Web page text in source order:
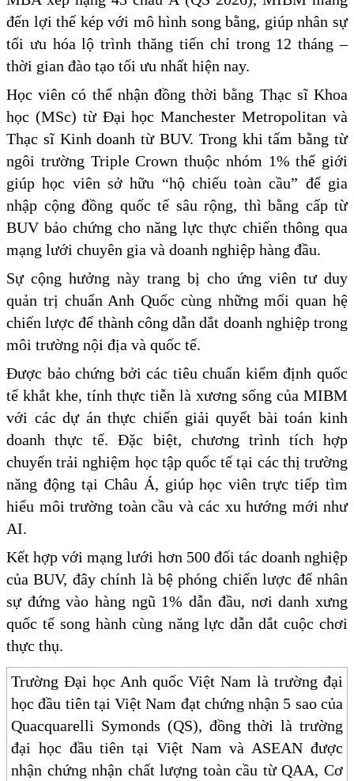
đến lợi thế kép với mô hình song bằng, giúp nhân sự
tối ưu hóa lộ trình thăng tiến chỉ trong 12 tháng –
thời gian đào tạo tối ưu nhất hiện nay.
Học viên có thể nhận đồng thời bằng Thạc sĩ Khoa
học (MSc) từ Đại học Manchester Metropolitan và
Thạc sĩ Kinh doanh từ BUV. Trong khi tấm bằng từ
ngôi trường Triple Crown thuộc nhóm 1% thế giới
giúp học viên sở hữu “hộ chiếu toàn cầu” để gia
nhập cộng đồng quốc tế sâu rộng, thì bằng cấp từ
BUV bảo chứng cho năng lực thực chiến thông qua
mạng lưới chuyên gia và doanh nghiệp hàng đầu.
Sự cộng hưởng này trang bị cho ứng viên tư duy
quản trị chuẩn Anh Quốc cùng những mối quan hệ
chiến lược để thành công dẫn dắt doanh nghiệp trong
môi trường nội địa và quốc tế.
Được bảo chứng bởi các tiêu chuẩn kiểm định quốc
tế khắt khe, tính thực tiễn là xương sống của MIBM
với các dự án thực chiến giải quyết bài toán kinh
doanh thực tế. Đặc biệt, chương trình tích hợp
chuyến trải nghiệm học tập quốc tế tại các thị trường
năng động tại Châu Á, giúp học viên trực tiếp tìm
hiểu môi trường toàn cầu và các xu hướng mới như
AI.
Kết hợp với mạng lưới hơn 500 đối tác doanh nghiệp
của BUV, đây chính là bệ phóng chiến lược để nhân
sự đứng vào hàng ngũ 1% dẫn đầu, nơi danh xưng
quốc tế song hành cùng năng lực dẫn dắt cuộc chơi
thực thụ.
Trường Đại học Anh quốc Việt Nam là trường đại
học đầu tiên tại Việt Nam đạt chứng nhận 5 sao của
Quacquarelli Symonds (QS), đồng thời là trường
đại học đầu tiên tại Việt Nam và ASEAN được
nhận chứng nhận chất lượng toàn cầu từ QAA, Cơ